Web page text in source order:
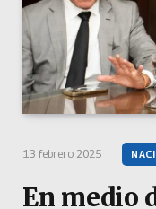
13 febrero 2025
En medio